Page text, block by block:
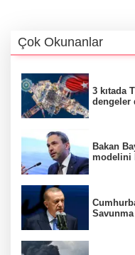
Çok Okunanlar
3 kıtada
dengeler
Bakan
modelini
Savunma